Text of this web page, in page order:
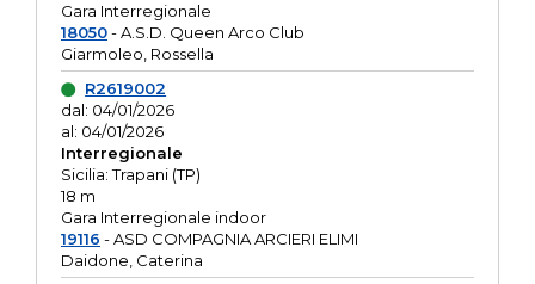
Gara Interregionale
18050- A.S.D. Queen Arco Club
Giarmoleo, Rossella
R2619002
dal: 04/01/2026
al: 04/01/2026
Interregionale
Sicilia: Trapani (TP)
18 m
Gara Interregionale indoor
19116 - ASD COMPAGNIA ARCIERI ELIMI
Daidone, Caterina